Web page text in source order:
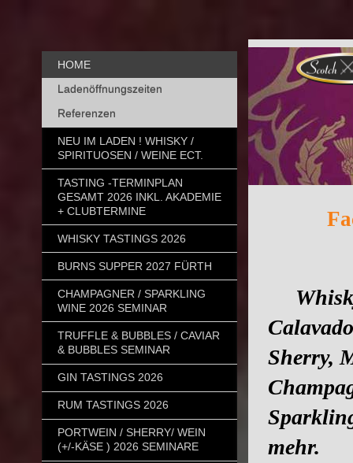
Sherry,
mehr.
HOME
Ladenöffnungszeiten
Referenzen
NEU IM LADEN ! WHISKY /
SPIRITUOSEN / WEINE ECT.
TASTING -TERMINPLAN
GESAMT 2026 INKL. AKADEMIE
+ CLUBTERMINE
WHISKY TASTINGS 2026
BURNS SUPPER 2027 FÜRTH
CHAMPAGNER / SPARKLING
WINE 2026 SEMINAR
TRUFFLE & BUBBLES / CAVIAR
& BUBBLES SEMINAR
GIN TASTINGS 2026
RUM TASTINGS 2026
PORTWEIN / SHERRY/ WEIN
(+/-KÄSE ) 2026 SEMINARE